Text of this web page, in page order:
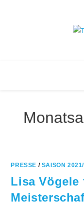
PRESSE / SAISON
Lisa Vögele